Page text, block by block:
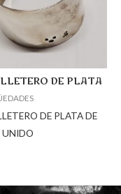
DE PLATA
DE PLATA DE
UNIDO